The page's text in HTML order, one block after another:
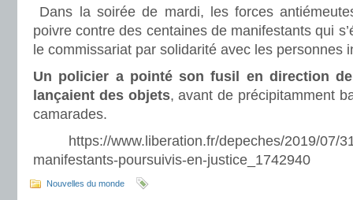
Dans la soirée de mardi, les forces
poivre contre des centaines de manifestants qui
le commissariat par solidarité avec les
Un policier a pointé son fusil en direction
lançaient des objets, avant de précipitamment
camarades.
https://www.liberation.fr/depeches/2019/07/
manifestants-poursuivis-en-justice_1742940
Nouvelles du monde